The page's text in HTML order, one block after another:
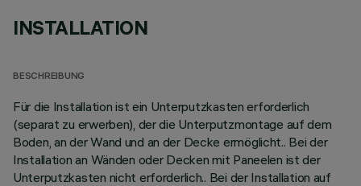
INSTALLATION
BESCHREIBUNG
Für die Installation ist ein Unterputzkasten erforderlich
(separat zu erwerben), der die Unterputzmontage auf dem
Boden, an der Wand und an der Decke ermöglicht.. Bei der
Installation an Wänden oder Decken mit Paneelen ist der
Unterputzkasten nicht erforderlich.. Bei der Installation auf